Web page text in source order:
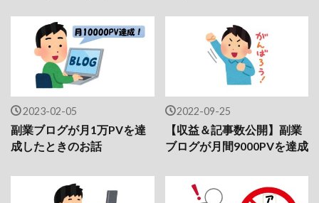
2023-02-05
副業ブログが月1万PVを達
成したときのお話
2022-09-25
【収益＆記事数公開】副業
ブログが月間9000PVを達成